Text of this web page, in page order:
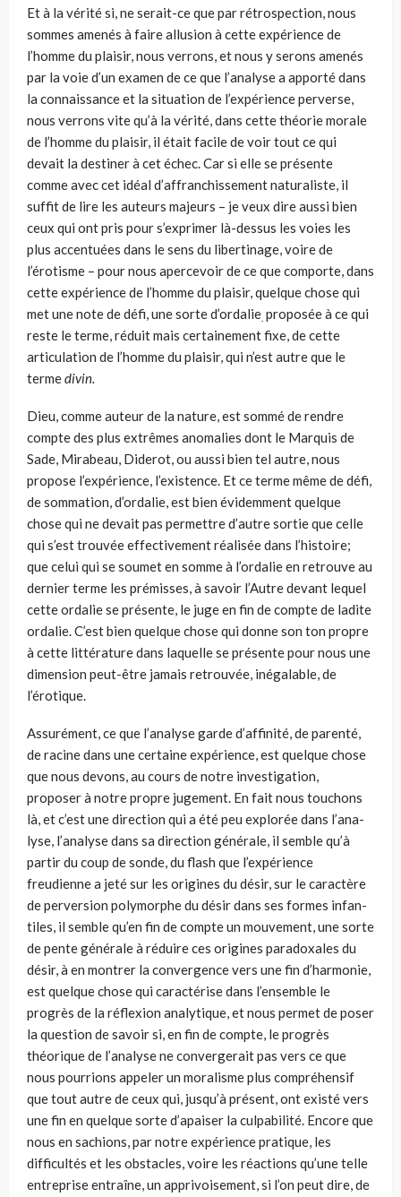
Et à la vérité si, ne serait-ce que par rétrospection, nous
sommes amenés à faire allusion à cette expérience de
l’homme du plaisir, nous verrons, et nous y serons amenés
par la voie d’un examen de ce que l’analyse a apporté dans
la connaissance et la situation de l’expérience perverse,
nous verrons vite qu’à la vérité, dans cette théorie morale
de l’homme du plai­sir, il était facile de voir tout ce qui
devait la destiner à cet échec. Car si elle se présente
comme avec cet idéal d’affranchissement naturaliste, il
suffit de lire les auteurs majeurs – je veux dire aussi bien
ceux qui ont pris pour s’exprimer là-dessus les voies les
plus accentuées dans le sens du liberti­nage, voire de
l’érotisme – pour nous apercevoir de ce que comporte, dans
cette expérience de l’homme du plaisir, quelque chose qui
met une note de défi, une sorte d’ordalie proposée à ce qui
reste le terme, réduit mais certainement fixe, de cette
articulation de l’homme du plaisir, qui n’est autre que le
termedivin.
Dieu, comme auteur de la nature, est sommé de rendre
compte des plus extrêmes anomalies dont le Marquis de
Sade, Mirabeau, Diderot, ou aussi bien tel autre, nous
propose l’expérience, l’existence. Et ce terme même de défi,
de sommation, d’ordalie, est bien évidemment quelque
chose qui ne devait pas permettre d’autre sortie que celle
qui s’est trouvée effectivement réalisée dans l’histoire;
que celui qui se soumet en somme à l’ordalie en retrouve au
dernier terme les prémisses, à savoir l’Autre devant lequel
cette ordalie se présente, le juge en fin de compte de ladite
ordalie. C’est bien quelque chose qui donne son ton propre
à cette litté­rature dans laquelle se présente pour nous une
dimension peut-être jamais retrouvée, inégalable, de
l’érotique.
Assurément, ce que l’analyse garde d’affinité, de parenté,
de racine dans une certaine expérience, est quelque chose
que nous devons, au cours de notre investigation,
proposer à notre propre jugement. En fait nous touchons
là, et c’est une direction qui a été peu explorée dans l’ana­
lyse, l’analyse dans sa direction générale, il semble qu’à
partir du coup de sonde, du flash que l’expérience
freudienne a jeté sur les origines du désir, sur le caractère
de perversion polymorphe du désir dans ses formes infan­
tiles, il semble qu’en fin de compte un mouvement, une sorte
de pente générale à réduire ces origines paradoxales du
désir, à en montrer la convergence vers une fin d’harmonie,
est quelque chose qui caractérise dans l’ensemble le
progrès de la réflexion analytique, et nous permet de poser
la question de savoir si, en fin de compte, le progrès
théorique de l’analyse ne convergerait pas vers ce que
nous pourrions appeler un mora­lisme plus compréhensif
que tout autre de ceux qui, jusqu’à présent, ont existé vers
une fin en quelque sorte d’apaiser la culpabilité. Encore que
nous en sachions, par notre expérience pratique, les
difficultés et les obs­tacles, voire les réactions qu’une telle
entreprise entraîne, un apprivoise­ment, si l’on peut dire, de